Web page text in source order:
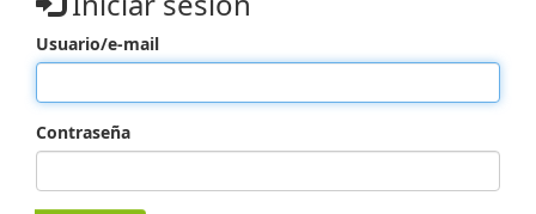
Usuario/e-mail
Contraseña